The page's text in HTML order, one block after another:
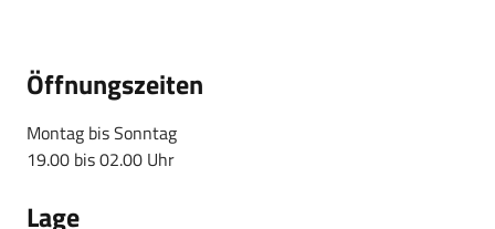
Öffnungszeiten
Montag bis Sonntag
19.00 bis 02.00 Uhr
Lage